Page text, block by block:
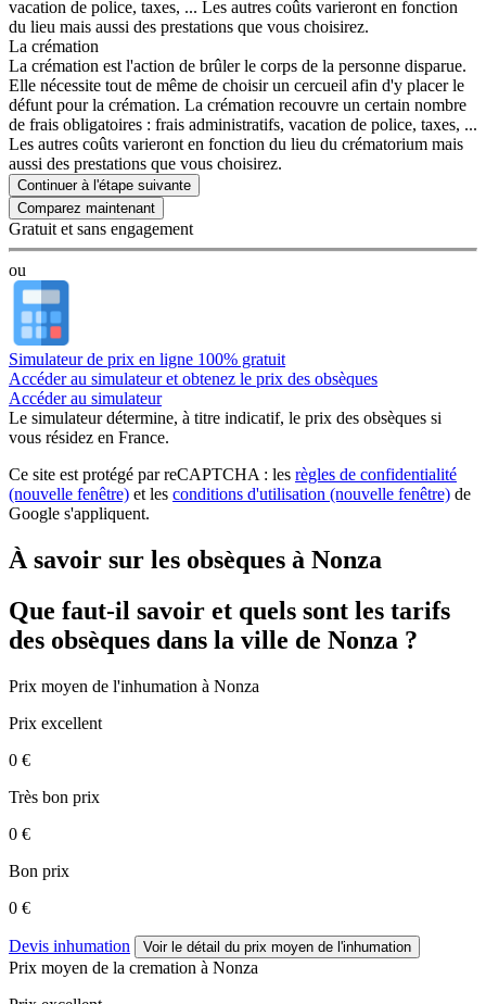
vacation de police, taxes, ... Les autres coûts varieront en fonction
du lieu mais aussi des prestations que vous choisirez.
La crémation
La crémation est l'action de brûler le corps de la personne disparue.
Elle nécessite tout de même de choisir un cercueil afin d'y placer le
défunt pour la crémation. La crémation recouvre un certain nombre
de frais obligatoires : frais administratifs, vacation de police, taxes, ...
Les autres coûts varieront en fonction du lieu du crématorium mais
aussi des prestations que vous choisirez.
Continuer à l'étape suivante
Gratuit et sans engagement
ou
Simulateur de prix en ligne 100% gratuit
Accéder au simulateur et obtenez le prix des obsèques
Accéder au simulateur
Le simulateurdétermine, à titre indicatif, le prix des obsèques si
vous résidez en France.
Ce site est protégé par reCAPTCHA : les règles de confidentialité
(nouvelle fenêtre) et les conditions d'utilisation (nouvelle fenêtre) de
Google s'appliquent.
À savoir sur les obsèques à Nonza
Que faut-il savoir et quels sont les tarifs
des obsèques dans la ville de Nonza ?
Prix moyen de l'inhumation à Nonza
Prix excellent
0 €
Très bon prix
0 €
Bon prix
0 €
Devis inhumation Voir le détail du prix moyen de l'inhumation
Prix moyen de la cremation à Nonza